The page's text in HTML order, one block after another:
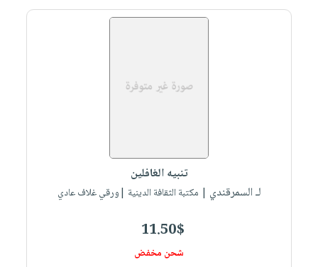
تنبيه الغافلين
لـ السمرقندي | مكتبة الثقافة الدينية |ورقي غلاف عادي
11.50$
شحن مخفض